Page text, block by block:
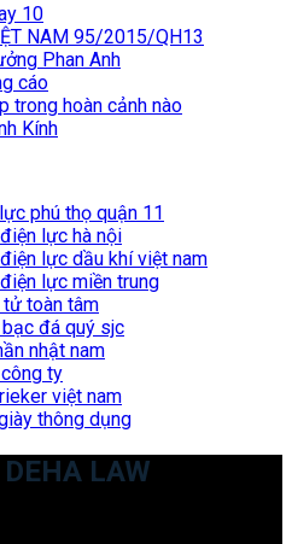
10
NAM 95/2015/QH13
Phan Anh
cáo
trong hoàn cảnh nào
Kính
phú thọ quận 11
lực hà nội
lực dầu khí việt nam
lực miền trung
toàn tâm
đá quý sjc
nhật nam
ty
việt nam
thông dụng
LAW